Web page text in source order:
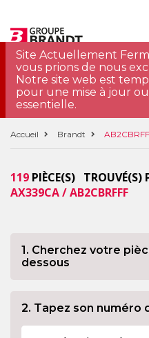
Site Actuellement
vous prions de nous
Notre site web est
pour une mise à jour
essentielle.
Accueil Brandt
119 PIÈCE(S) TROUVÉ(S)
AX339CA / AB2CBRFFF
1. Cherchez votre
dessous
2. Tapez son numéro